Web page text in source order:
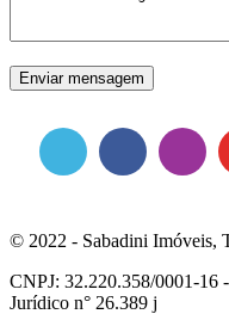
© 2022 - Sabadini Imóveis,
CNPJ: 32.220.358/0001-16
Jurídico n° 26.389 j